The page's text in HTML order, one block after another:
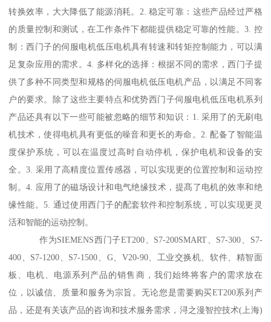
转换效率，大大降低了能源消耗。2. 稳定可靠：这些产品经过严格
的质量控制和测试，在工作条件下都能提供稳定可靠的性能。3. 控
制：西门子的伺服电机低压电机具有转速和转矩控制能力，可以满
足复杂应用的需求。4. 多样化的选择：根据不同的需求，西门子提
供了多种不同类型和规格的伺服电机低压电机产品，以满足不同客
户的要求。除了这些主要特点和优势西门子伺服电机低压电机系列
产品还具有以下一些可能被忽略的细节和知识：1. 采用了的无刷电
机技术，使得电机具有更低的噪音和更长的寿命。2. 配备了智能温
度保护系统，可以在温度过高时自动停机，保护电机和设备的安
全。3. 采用了高精度位置传感器，可以实现更的位置控制和运动控
制。4. 应用了的磁场设计和电气绝缘技术，提髙了电机的效率和绝
缘性能。5. 通过使用西门子的配套软件和控制系统，可以实现更灵
活和智能的运动控制。
作为SIEMENS西门子ET200、S7-200SMART、S7-300、S7-
400、S7-1200、S7-1500、G、V20-90、工业交换机、软件、精智面
板、电机、电源系列产品的销售商，我们始终将客户的需求放在
位，以诚信、质量和服务为宗旨。无论您是需要购买ET200系列产
品，还是有关该产品的咨询和技术服务需求，浔之漫智控技术(上海)